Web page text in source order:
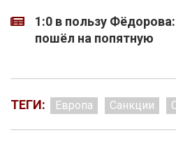
1:0 в пользу
пошёл на попятную
ТЕГИ: Европа Санкции